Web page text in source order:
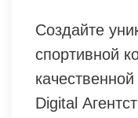
Создайте
спортивной
Digital